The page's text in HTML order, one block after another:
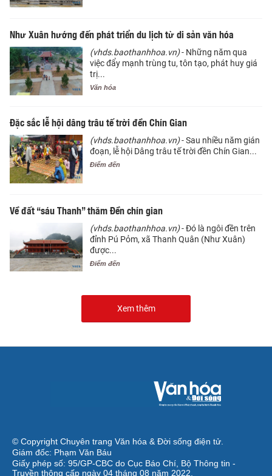
Như Xuân hướng đến phát triển du lịch từ di sản văn hóa
(vhds.baothanhhoa.vn)- Những năm qua
việc đẩy mạnh trùng tu, tôn tạo, phát huy giá
trị...
Văn hóa
Đặc sắc lễ hội dâng trâu tế trời đền Chín Gian
(vhds.baothanhhoa.vn)- Sau nhiều năm gián
đoạn, lễ hội Dâng trâu tế trời đền Chín Gian...
Điểm đến
Về đất “sáu Thanh” thăm Đền chín gian
(vhds.baothanhhoa.vn)- Đó là ngôi đền trên
đỉnh Pú Pỏm, xã Thanh Quân (Như Xuân)
được...
Điểm đến
Xem thêm
© Copyright Chuyên trang Văn hóa & Đời sống điện tử.
Giám đốc: Phạm Văn Báu
Giấy phép số: 95/GP-CBC do Cục Báo Chí, Bộ Thông tin -
Truyền thông cấp ngày 04 tháng 08 năm 2022.